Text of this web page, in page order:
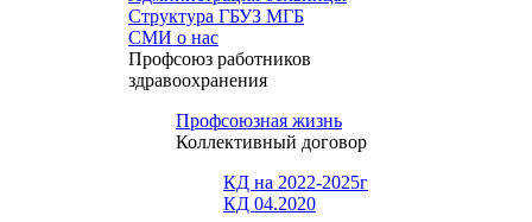
Структура ГБУЗ МГБ
СМИ о нас
Профсоюз работников
здравоохранения
Профсоюзная жизнь
Коллективный договор
КД на 2022-2025г
КД 04.2020